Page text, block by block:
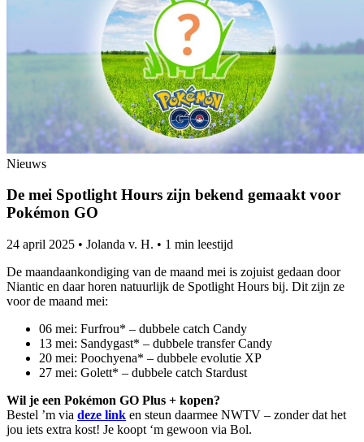
Nieuws
De mei Spotlight Hours zijn bekend gemaakt voor
Pokémon GO
24 april 2025 • Jolanda v. H. • 1 min leestijd
De maandaankondiging van de maand mei is zojuist gedaan door
Niantic en daar horen natuurlijk de Spotlight Hours bij. Dit zijn ze
voor de maand mei:
06 mei: Furfrou* – dubbele catch Candy
13 mei: Sandygast* – dubbele transfer Candy
20 mei: Poochyena* – dubbele evolutie XP
27 mei: Golett* – dubbele catch Stardust
Wil je een Pokémon GO Plus + kopen?
Bestel ’m via deze link en steun daarmee NWTV – zonder dat het
jou iets extra kost! Je koopt ‘m gewoon via Bol.